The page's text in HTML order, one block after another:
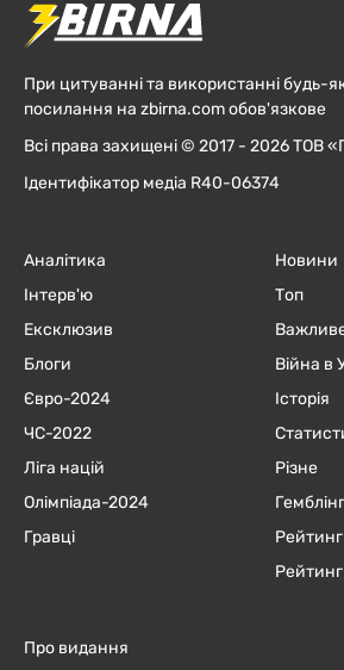
При цитуванні та використанні будь-
посилання на zbirna.com обов'язкове
Всі права захищені © 2017 - 2026 ТОВ
Ідентифікатор медіа R40-06374
Аналітика
Інтерв'ю
Ексклюзив
Блоги
Євро-2024
ЧC-2022
Ліга націй
Олімпіада-2024
Гравці
Новини
Топ
Війна в
Історія
Різне
Гемблінг
Про видання